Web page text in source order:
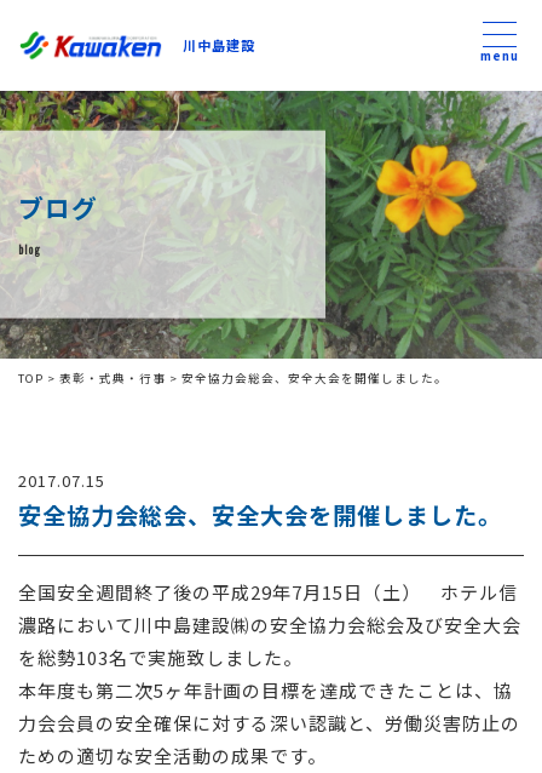
川中島建設
川中島建設
トップ
トピックス
事業内容
私たちについて
コンテンツ
採用情報
お問い合わせ
menu
ブログ
blog
TOP > 表彰・式典・行事 > 安全協力会総会、安全大会を開催しました。
2017.07.15
安全協力会総会、安全大会を開催しました。
全国安全週間終了後の平成29年7月15日（土） ホテル信
濃路において川中島建設㈱の安全協力会総会及び安全大会
を総勢103名で実施致しました。
本年度も第二次5ヶ年計画の目標を達成できたことは、協
力会会員の安全確保に対する深い認識と、労働災害防止の
ための適切な安全活動の成果です。